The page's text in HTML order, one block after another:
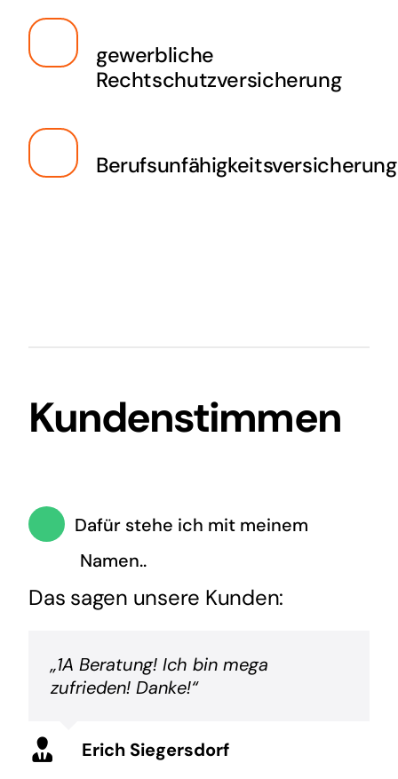
gewerbliche
Rechtschutzversicherung
Berufsunfähigkeitsversicherung
Kundenstimmen
Dafür stehe ich mit meinem
Namen..
Das sagen unsere Kunden:
„1A Beratung! Ich bin mega
zufrieden! Danke!“
Erich Siegersdorf